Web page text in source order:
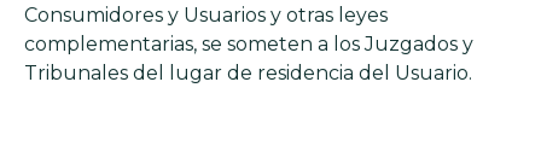
Consumidores y Usuarios y otras leyes
complementarias, se someten a los Juzgados y
Tribunales del lugar de residencia del Usuario.